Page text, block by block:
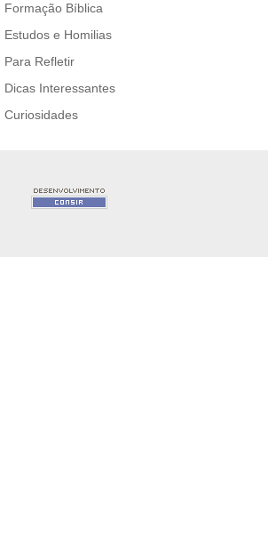
Formação Bíblica
Estudos e Homilias
Para Refletir
Dicas Interessantes
Curiosidades